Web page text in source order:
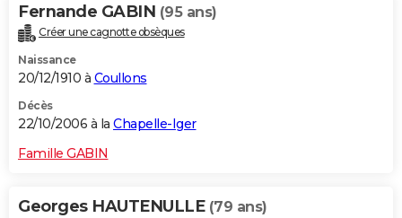
Fernande GABIN (95 ans)
Créer une cagnotte obsèques
Naissance
20/12/1910 à Coullons
Décès
22/10/2006 à la Chapelle-Iger
Famille GABIN
Georges HAUTENULLE (79 ans)